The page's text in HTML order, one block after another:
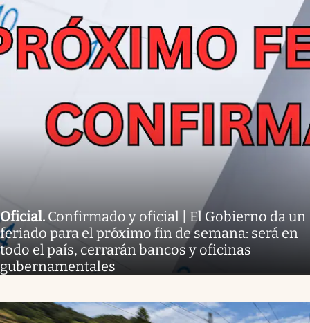
Oficial. Confirmado y oficial | El Gobierno da un
feriado para el próximo fin de semana: será en
todo el país, cerrarán bancos y oficinas
gubernamentales